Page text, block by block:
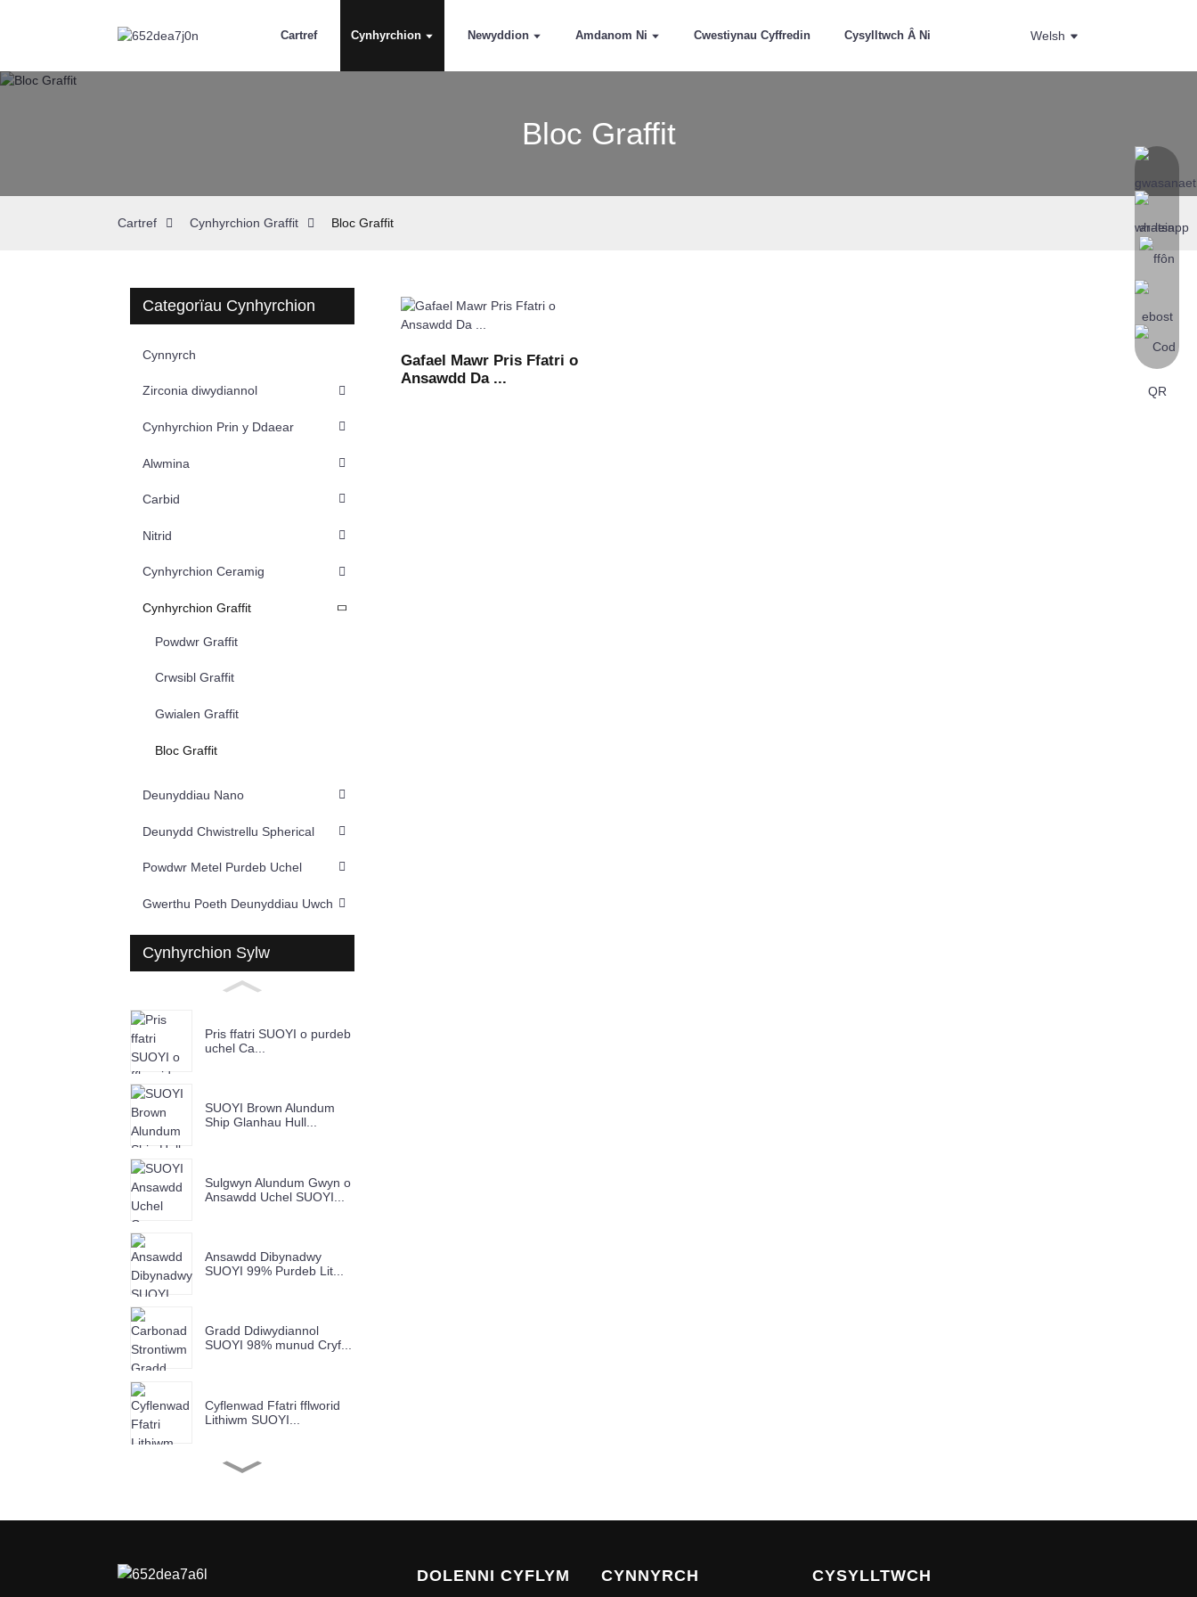
Cartref Cynhyrchion Newyddion Amdanom Ni Cwestiynau Cyffredin Cysylltwch Â Ni Welsh
Bloc Graffit
Cartref Cynhyrchion Graffit Bloc Graffit
Categorïau Cynhyrchion
Cynnyrch
Zirconia diwydiannol
Cynhyrchion Prin y Ddaear
Alwmina
Carbid
Nitrid
Cynhyrchion Ceramig
Cynhyrchion Graffit
Powdwr Graffit
Crwsibl Graffit
Gwialen Graffit
Bloc Graffit
Deunyddiau Nano
Deunydd Chwistrellu Spherical
Powdwr Metel Purdeb Uchel
Gwerthu Poeth Deunyddiau Uwch
Cynhyrchion Sylw
Pris ffatri SUOYI o purdeb
uchel Ca...
SUOYI Brown Alundum
Ship Glanhau Hull...
Sulgwyn Alundum Gwyn o
Ansawdd Uchel SUOYI...
Ansawdd Dibynadwy
SUOYI 99% Purdeb Lit...
Gradd Ddiwydiannol
SUOYI 98% munud Cryf...
Cyflenwad Ffatri fflworid
Lithiwm SUOYI...
Gafael Mawr Pris Ffatri o
Ansawdd Da ...
DOLENNI CYFLYM CYNNYRCH CYSYLLTWCH